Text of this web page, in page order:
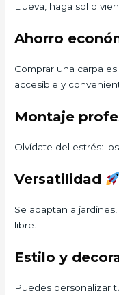
Llueva, haga sol o
Ahorro
Comprar una carpa
accesible y
Montaje
Olvídate del estrés:
Versatilidad
Se adaptan a
libre.
Estilo y
Puedes personalizar